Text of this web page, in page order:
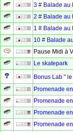
3 # Balade au
2 # Balade au
1 # Balade au
10 # Balade
Pause Midi à
Le skatepark
Bonus Lab "
Promenade
Promenade
Promenade
Promenade